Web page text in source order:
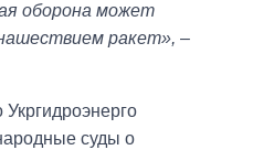
оборона может
ракет», –
суды о